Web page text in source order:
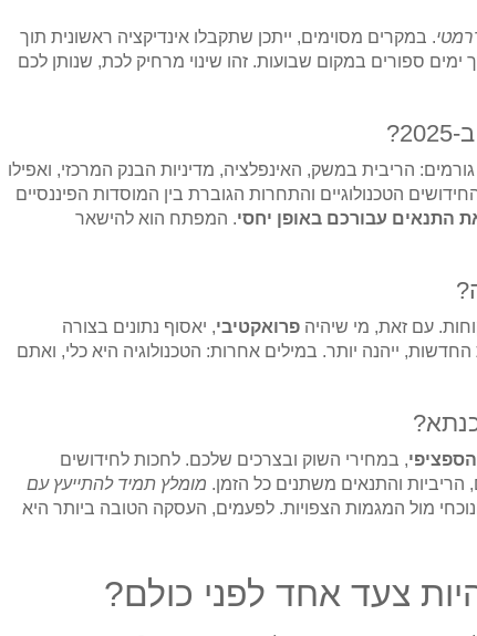
. במקרים מסוימים, ייתכן שתקבלו אינדיקציה ראשונית תוך
ספורים במקום שבועות. זהו שינוי מרחיק לכת, שנותן לכם
הריבית במשק, האינפלציה, מדיניות הבנק המרכזי, ואפילו
הטכנולוגיים והתחרות הגוברת בין המוסדות הפיננסיים
התנאים עבורכם באופן יחסי. המפתח הוא להישאר
עם זאת, מי שיהיה פרואקטיבי, יאסוף נתונים בצורה
ייהנה יותר. במילים אחרות: הטכנולוגיה היא כלי, ואתם
, במחירי השוק ובצרכים שלכם. לחכות לחידושים
הריביות והתנאים משתנים כל הזמן. מומלץ תמיד להתייעץ עם
מול המגמות הצפויות. לפעמים, העסקה הטובה ביותר היא
צעד אחד לפני כולם?